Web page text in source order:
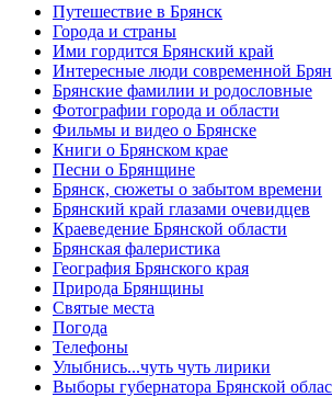
Путешествие в Брянск
Города и страны
Ими гордится Брянский край
Интересные люди современной
Брянские фамилии и родословные
Фотографии города и области
Фильмы и видео о Брянске
Книги о Брянском крае
Песни о Брянщине
Брянск, сюжеты о забытом времени
Брянский край глазами очевидцев
Краеведение Брянской области
Брянская фалеристика
География Брянского края
Природа Брянщины
Святые места
Погода
Телефоны
Улыбнись...чуть чуть лирики
Выборы губернатора Брянской